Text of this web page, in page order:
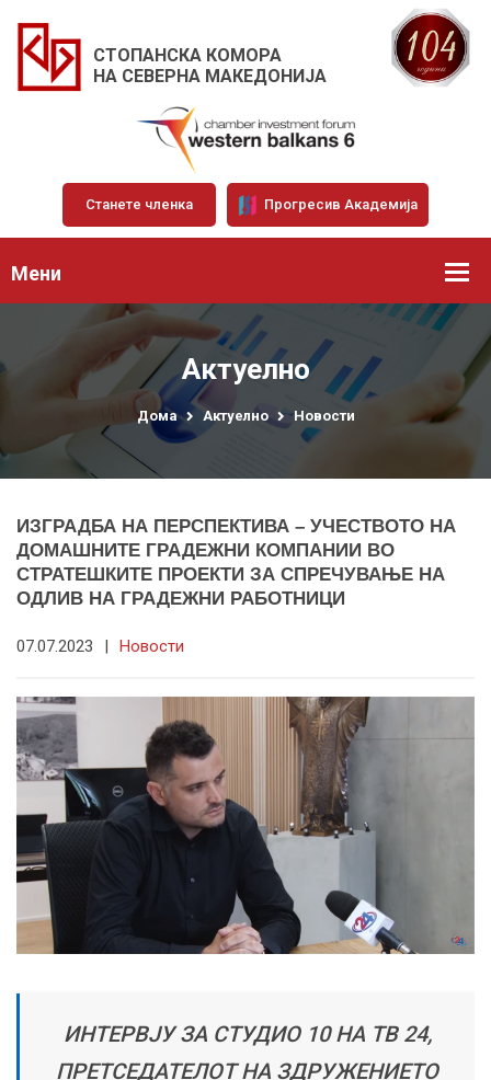
СТОПАНСКА КОМОРА
НА СЕВЕРНА МАКЕДОНИЈА
Станете членка Прогресив Академија
Мени
Актуелно
Дома Актуелно Новости
ИЗГРАДБА НА ПЕРСПЕКТИВА – УЧЕСТВОТО НА
ДОМАШНИТЕ ГРАДЕЖНИ КОМПАНИИ ВО
СТРАТЕШКИТЕ ПРОЕКТИ ЗА СПРЕЧУВАЊЕ НА
ОДЛИВ НА ГРАДЕЖНИ РАБОТНИЦИ
07.07.2023 | Новости
ИНТЕРВЈУ ЗА СТУДИО 10 НА ТВ 24,
ПРЕТСЕДАТЕЛОТ НА ЗДРУЖЕНИЕТО